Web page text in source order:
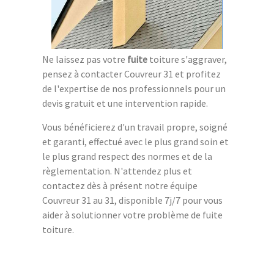
Ne laissez pas votre fuite toiture s'aggraver,
pensez à contacter Couvreur 31 et profitez
de l'expertise de nos professionnels pour un
devis gratuit et une intervention rapide.
Vous bénéficierez d'un travail propre, soigné
et garanti, effectué avec le plus grand soin et
le plus grand respect des normes et de la
règlementation. N'attendez plus et
contactez dès à présent notre équipe
Couvreur 31 au 31, disponible 7j/7 pour vous
aider à solutionner votre problème de fuite
toiture.